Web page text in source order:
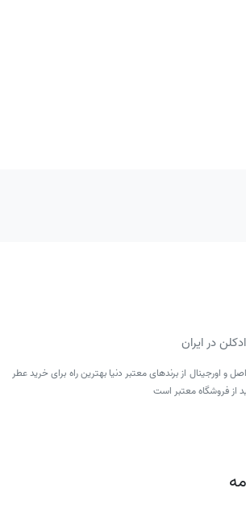
در ایران
اورجینال از برندهای معتبر دنیا بهترین راه برای خرید عطر
از فروشگاه معتبر است